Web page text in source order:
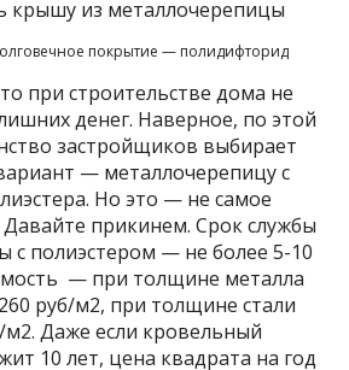
покрытие — полидифторид
при строительстве дома не
денег. Наверное, по этой
застройщиков выбирает
— металлочерепицу с
Но это — не самое
прикинем. Срок службы
с полиэстером — не более 5-10
— при толщине металла
руб/м2, при толщине стали
Даже если кровельный
10 лет, цена квадрата на год